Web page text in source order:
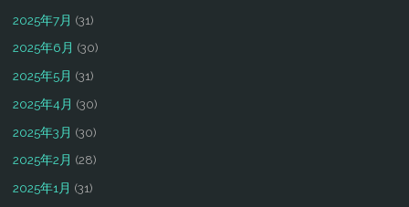
2025年7月 (31)
2025年6月 (30)
2025年5月 (31)
2025年4月 (30)
2025年3月 (30)
2025年2月 (28)
2025年1月 (31)